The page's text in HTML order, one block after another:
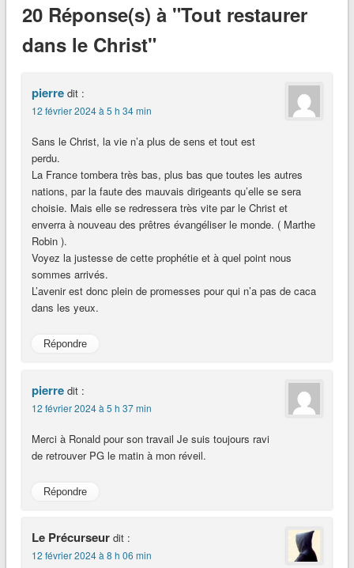
20 Réponse(s) à "Tout restaurer
dans le Christ"
pierre dit :
12 février 2024 à 5 h 34 min
Sans le Christ, la vie n’a plus de sens et tout est
perdu.
La France tombera très bas, plus bas que toutes les autres
nations, par la faute des mauvais dirigeants qu’elle se sera
choisie. Mais elle se redressera très vite par le Christ et
enverra à nouveau des prêtres évangéliser le monde. ( Marthe
Robin ).
Voyez la justesse de cette prophétie et à quel point nous
sommes arrivés.
L’avenir est donc plein de promesses pour qui n’a pas de caca
dans les yeux.
Répondre
pierre dit :
12 février 2024 à 5 h 37 min
Merci à Ronald pour son travail Je suis toujours ravi
de retrouver PG le matin à mon réveil.
Répondre
Le Précurseur dit :
12 février 2024 à 8 h 06 min